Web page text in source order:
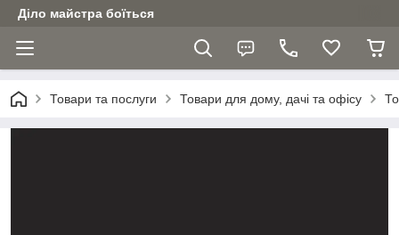
Діло майстра боїться
Товари та послуги Товари для дому, дачі та офісу